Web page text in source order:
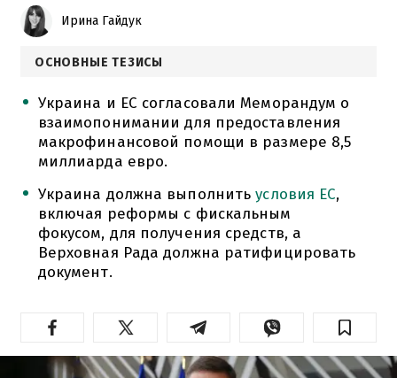
Ирина Гайдук
ОСНОВНЫЕ ТЕЗИСЫ
Украина и ЕС согласовали Меморандум о
взаимопонимании для предоставления
макрофинансовой помощи в размере 8,5
миллиарда евро.
Украина должна выполнитьусловия ЕС,
включая реформы с фискальным
фокусом, для получения средств, а
Верховная Рада должна ратифицировать
документ.